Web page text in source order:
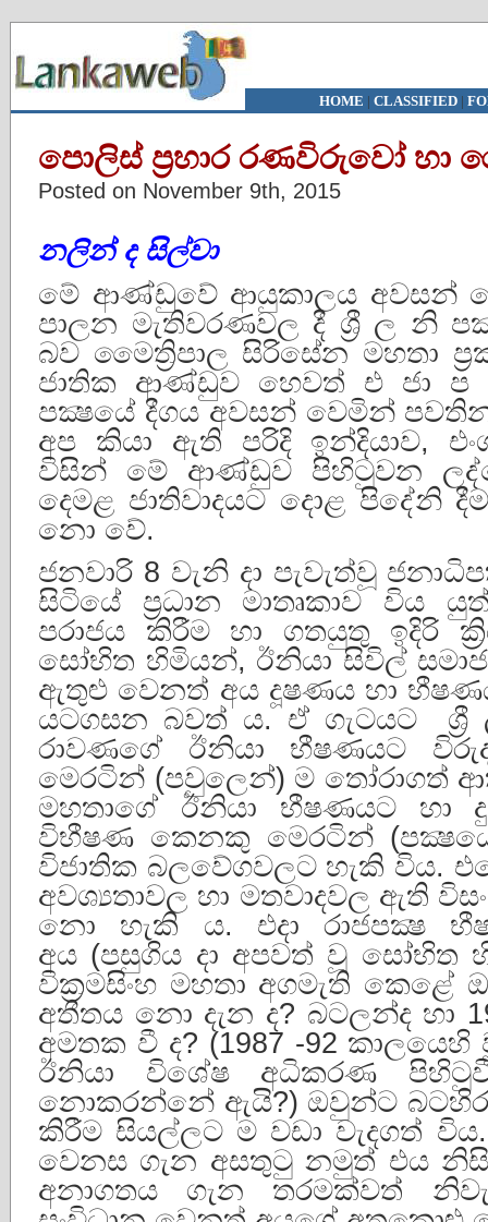
HOME | CLASSIFIED|
පොලිස් ප්‍රහාර රණවිරුවෝ
Posted on November 9th, 2015
නලින් ද සිල්වා
මේ ආණ්ඩුවේ ආයුකාලය අවසන්
පාලන මැතිවරණවල දී ශ්‍රී ල නි
බව මෛත්‍රිපාල සිරිසේන මහතා
ජාතික ආණ්ඩුව හෙවත් එ ජා ප
පක්‍ෂයේ දීගය අවසන් වෙමින්
අප කියා ඇති පරිදි ඉන්දියාව,
විසින් මේ ආණ්ඩුව පිහිටුවන
දෙමළ ජාතිවාදයට දොළ පිදේනි
නො වේ.
ජනවාරි 8 වැනි දා පැවැත්වූ
සිටියේ ප්‍රධාන මාතෘකාව විය
පරාජය කිරීම හා ගතයුතු ඉදිරි
සෝභිත හිමියන්, ඊනියා සිවිල්
ඇතුළු වෙනත් අය දූෂණය හා
යටගසන බවත් ය. ඒ ගැටයට ශ්‍රී
රාවණගේ ඊනියා භීෂණයට
මෙරටින් (පවුලෙන්) ම තෝරාගත්
මහතාගේ ඊනියා භීෂණයට හා
විභීෂණ කෙනකු මෙරටින්
විජාතික බලවේගවලට හැකි විය.
අවශ්‍යතාවල හා මතවාදවල ඇති
නො හැකි ය. එදා රාජපක්‍ෂ
අය (පසුගිය දා අපවත් වූ සෝභිත
වික්‍රමසිංහ මහතා අගමැති කෙළේ
අතීතය නො දැන ද? බටලන්ද හා
අමතක වී ද? (1987 -92
ඊනියා විශේෂ අධිකරණ
නොකරන්නේ ඇයි?) ඔවුන්ට
කිරීම සියල්ලට ම වඩා වැදගත්
වෙනස ගැන අසතුටු නමුත් එය
අනාගතය ගැන තරමක්වත්